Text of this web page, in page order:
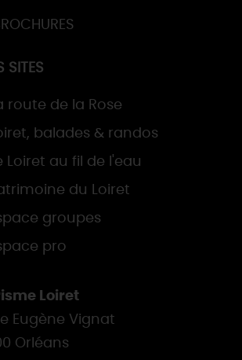
SITES
route de la Rose
balades & randos
Loiret au fil de l'eau
du Loiret
groupes
pro
Loiret
Eugène Vignat
Orléans